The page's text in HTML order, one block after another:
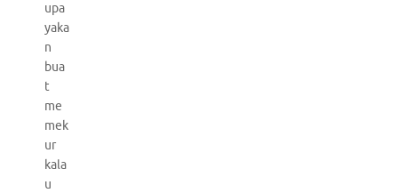
upa
yaka
n
bua
t
me
mek
ur
kala
u